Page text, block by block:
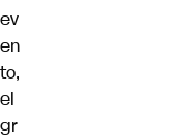
ev
en
to,
el
gr